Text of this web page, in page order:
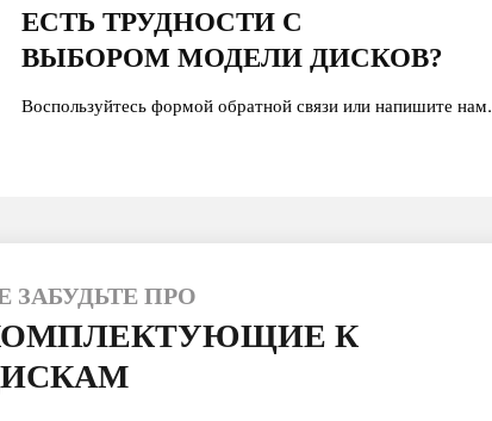
ЕСТЬ ТРУДНОСТИ С
ВЫБОРОМ МОДЕЛИ ДИСКОВ?
Воспользуйтесь формой обратной связи или напишите нам.
ЗАБУДЬТЕ ПРО
К